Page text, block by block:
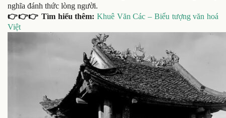
nghĩa đánh thức lòng người.
👉👉👉 Tìm hiểu thêm: Khuê Văn Các – Biểu tượng văn hoá
Việt